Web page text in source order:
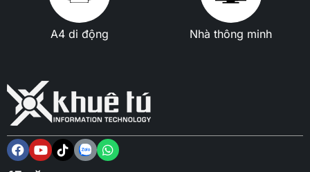
A4 di động Nhà thông minh